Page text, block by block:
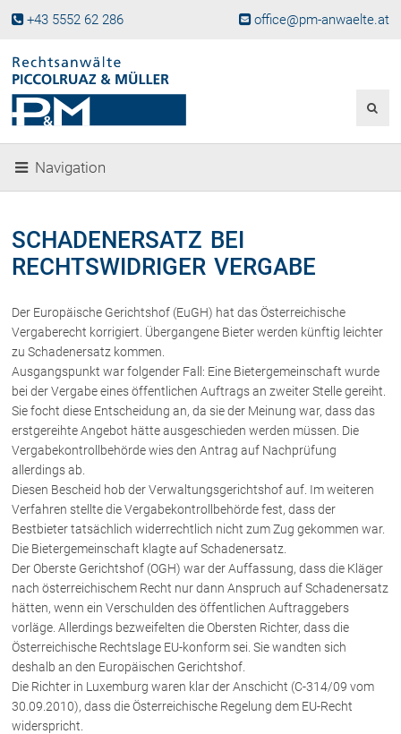
+43 5552 62 286 office@pm-anwaelte.at
Fachgebiete
Gesellschaftsgründung &
Beteiligungen
Immobilienrecht, Bauträgerrecht
Ferienimmobilien in Vorarlberg
Familienrecht und Scheidungen
Prozessführung und
Skiunfälle in Österreich
Über uns
Kanzleiteam
Netzwerk
Download
Die Österreichischen Rechtsanwälte
Anwälte
Dr. Stefan Müller
Dr. Petra Piccolruaz
Mag. Patrick Piccolruaz
Dr. Roland Piccolruaz †
Navigation
SCHADENERSATZ BEI
RECHTSWIDRIGER VERGABE
Der Europäische Gerichtshof (EuGH) hat das Österreichische
Vergaberecht korrigiert. Übergangene Bieter werden künftig leichter
zu Schadenersatz kommen.
Ausgangspunkt war folgender Fall: Eine Bietergemeinschaft wurde
bei der Vergabe eines öffentlichen Auftrags an zweiter Stelle gereiht.
Sie focht diese Entscheidung an, da sie der Meinung war, dass das
erstgereihte Angebot hätte ausgeschieden werden müssen. Die
Vergabekontrollbehörde wies den Antrag auf Nachprüfung
allerdings ab.
Diesen Bescheid hob der Verwaltungsgerichtshof auf. Im weiteren
Verfahren stellte die Vergabekontrollbehörde fest, dass der
Bestbieter tatsächlich widerrechtlich nicht zum Zug gekommen war.
Die Bietergemeinschaft klagte auf Schadenersatz.
Der Oberste Gerichtshof (OGH) war der Auffassung, dass die Kläger
nach österreichischem Recht nur dann Anspruch auf Schadenersatz
hätten, wenn ein Verschulden des öffentlichen Auftraggebers
vorläge. Allerdings bezweifelten die Obersten Richter, dass die
Österreichische Rechtslage EU-konform sei. Sie wandten sich
deshalb an den Europäischen Gerichtshof.
Die Richter in Luxemburg waren klar der Anschicht (C-314/09 vom
30.09.2010), dass die Österreichische Regelung dem EU-Recht
widerspricht.